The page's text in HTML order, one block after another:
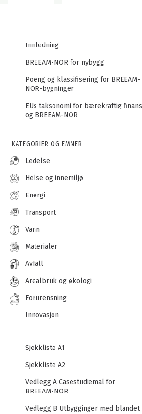
Innledning
BREEAM-NOR for nybygg
Poeng og klassifisering for BREEAM-
NOR-bygninger
EUs taksonomi for bærekraftig finans
og BREEAM-NOR
KATEGORIER OG EMNER
Ledelse
Helse og innemiljø
Energi
Transport
Vann
Materialer
Avfall
Arealbruk og økologi
Forurensning
Innovasjon
Sjekkliste A1
Sjekkliste A2
Vedlegg A Casestudiemal for
BREEAM-NOR
Vedlegg B Utbygginger med blandet